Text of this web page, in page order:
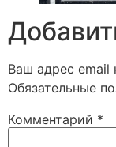
Ваш адрес email
Обязательные
Комментарий *